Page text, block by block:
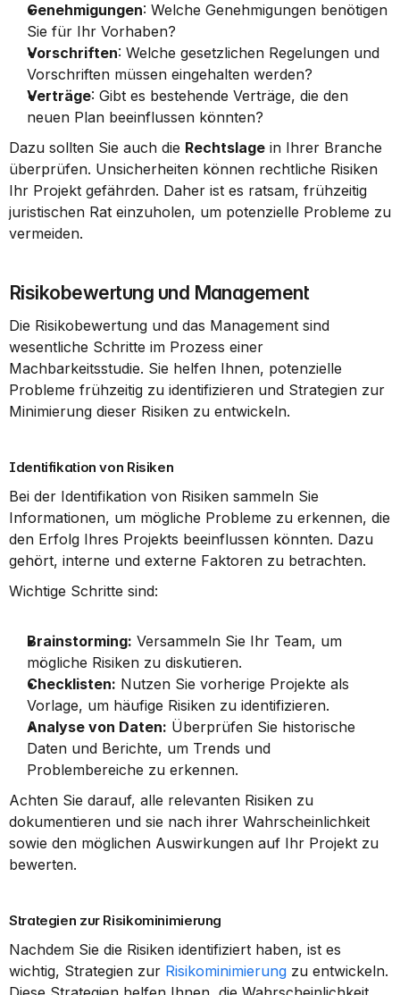
Genehmigungen: Welche Genehmigungen benötigen
Sie für Ihr Vorhaben?
Vorschriften: Welche gesetzlichen Regelungen und
Vorschriften müssen eingehalten werden?
Verträge: Gibt es bestehende Verträge, die den
neuen Plan beeinflussen könnten?
Dazu sollten Sie auch die Rechtslage in Ihrer Branche
überprüfen. Unsicherheiten können rechtliche Risiken
Ihr Projekt gefährden. Daher ist es ratsam, frühzeitig
juristischen Rat einzuholen, um potenzielle Probleme zu
vermeiden.
Risikobewertung und Management
Die Risikobewertung und das Management sind
wesentliche Schritte im Prozess einer
Machbarkeitsstudie. Sie helfen Ihnen, potenzielle
Probleme frühzeitig zu identifizieren und Strategien zur
Minimierung dieser Risiken zu entwickeln.
Identifikation von Risiken
Bei der Identifikation von Risiken sammeln Sie
Informationen, um mögliche Probleme zu erkennen, die
den Erfolg Ihres Projekts beeinflussen könnten. Dazu
gehört, interne und externe Faktoren zu betrachten.
Wichtige Schritte sind:
Brainstorming: Versammeln Sie Ihr Team, um
mögliche Risiken zu diskutieren.
Checklisten: Nutzen Sie vorherige Projekte als
Vorlage, um häufige Risiken zu identifizieren.
Analyse von Daten: Überprüfen Sie historische
Daten und Berichte, um Trends und
Problembereiche zu erkennen.
Achten Sie darauf, alle relevanten Risiken zu
dokumentieren und sie nach ihrer Wahrscheinlichkeit
sowie den möglichen Auswirkungen auf Ihr Projekt zu
bewerten.
Strategien zur Risikominimierung
Nachdem Sie die Risiken identifiziert haben, ist es
wichtig, Strategien zur Risikominimierung zu entwickeln.